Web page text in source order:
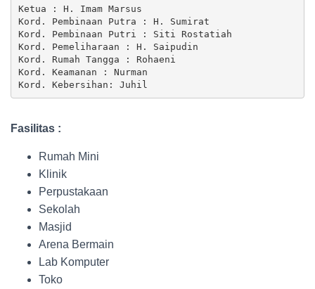
Ketua : H. Imam Marsus
Kord. Pembinaan Putra : H. Sumirat
Kord. Pembinaan Putri : Siti Rostatiah
Kord. Pemeliharaan : H. Saipudin
Kord. Rumah Tangga : Rohaeni
Kord. Keamanan : Nurman
Kord. Kebersihan: Juhil
Fasilitas :
Rumah Mini
Klinik
Perpustakaan
Sekolah
Masjid
Arena Bermain
Lab Komputer
Toko